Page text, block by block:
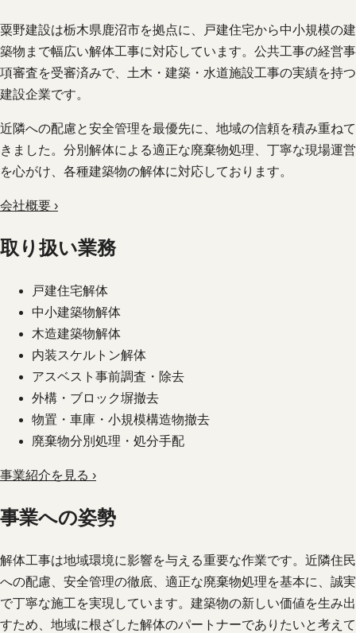
粟野建設は栃木県鹿沼市を拠点に、戸建住宅から中小規模の建
築物まで幅広い解体工事に対応しています。公共工事の経営事
項審査を受審済みで、土木・建築・水道施設工事の実績を持つ
建設企業です。
近隣への配慮と安全管理を最優先に、地域の信頼を積み重ねて
きました。分別解体による適正な廃棄物処理、丁寧な現場運営
を心がけ、各種建築物の解体に対応しております。
会社概要 ›
取り扱い業務
戸建住宅解体
中小建築物解体
木造建築物解体
内装スケルトン解体
アスベスト事前調査・除去
外構・ブロック塀撤去
物置・車庫・小規模構造物撤去
廃棄物分別処理・処分手配
事業紹介を見る ›
事業への姿勢
解体工事は地域環境に影響を与える重要な作業です。近隣住民
への配慮、安全管理の徹底、適正な廃棄物処理を基本に、誠実
で丁寧な施工を実現しています。建築物の新しい価値を生み出
すため、地域に根ざした解体のパートナーでありたいと考えて